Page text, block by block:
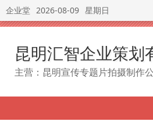
企业堂 2026-08-09 星期日
昆明汇智企业策划
主营：昆明宣传专题片拍摄制作